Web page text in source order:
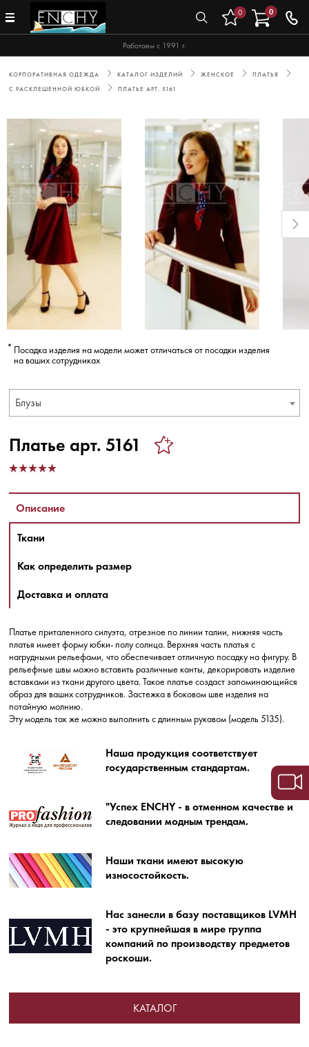
Работаем с 1991 г.
0 0
КОРПОРАТИВНАЯ ОДЕЖДА КАТАЛОГ ИЗДЕЛИЙ ЖЕНСКОЕ
ПЛАТЬЯ
С РАСКЛЕШЕННОЙ ЮБКОЙ
ПЛАТЬЕ АРТ. 5161
Посадка изделия на модели может отличаться от посадки изделия
на ваших сотрудниках
Блузы
Платье арт. 5161
Описание
Ткани
Как определить размер
Доставка и оплата
Платье приталенного силуэта, отрезное по линии талии, нижняя часть
платья имеет форму юбки- полу солнца. Верхняя часть платья с
нагрудными рельефами, что обеспечивает отличную посадку на фигуру. В
рельефные швы можно вставить различные канты, декорировать изделие
вставками из ткани другого цвета. Такое платье создаст запоминающийся
образ для ваших сотрудников. Застежка в боковом шве изделия на
потайную молнию.
Эту модель так же можно выполнить с длинным рукавом (модель 5135).
Наша продукция соответствует
государственным стандартам.
"Успех ENCHY - в отменном качестве и
следовании модным трендам.
Наши ткани имеют высокую
износостойкость.
Нас занесли в базу поставщиков LVMH
- это крупнейшая в мире группа
компаний по производству предметов
роскоши.
КАТАЛОГ